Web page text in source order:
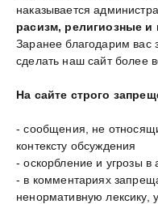
наказывается
расизм, религиозные и
Заранее благодарим вас
сделать наш сайт более
На сайте строго
- сообщения, не
контексту обсуждения
- оскорбление и угрозы в
- в комментариях
ненормативную лексику,